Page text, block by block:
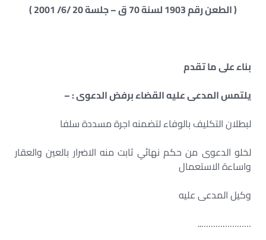
( الطعن رقم 1903 لسنة 70 ق – جلسة 20 /6/ 2001 )
بناء على ما تقدم
يلتمس المدعى عليه القضاء برفض الدعوى : –
لبطلان التكليف بالوفاء لتضمنه اجرة مسددة سلفا
لخلو الدعوى من حكم نهائي ثابت منه الاضرار بالعين والعقار
واساءة الاستعمال
وكيل المدعى عليه
…………………..